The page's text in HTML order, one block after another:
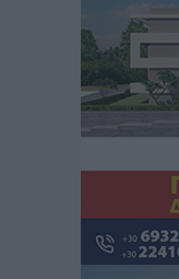
Κικίλιας:
ροές στα
Κως: Γερμανός
ευρώ επειδή δεν
οικογενειακές
Τοπικές Ειδήσεις•